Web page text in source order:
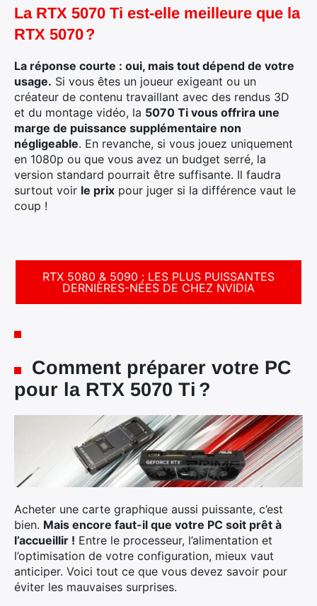
La RTX 5070 Ti est-elle meilleure que la
RTX 5070 ?
La réponse courte : oui, mais tout dépend de votre
usage. Si vous êtes un joueur exigeant ou un
créateur de contenu travaillant avec des rendus 3D
et du montage vidéo, la 5070 Ti vous offrira une
marge de puissance supplémentaire non
négligeable. En revanche, si vous jouez uniquement
en 1080p ou que vous avez un budget serré, la
version standard pourrait être suffisante. Il faudra
surtout voir le prix pour juger si la différence vaut le
coup !
RTX 5080 & 5090 : LES PLUS PUISSANTES
DERNIÈRES-NÉES DE CHEZ NVIDIA
Comment préparer votre PC
pour la RTX 5070 Ti ?
Acheter une carte graphique aussi puissante, c’est
bien. Mais encore faut-il que votre PC soit prêt à
l’accueillir ! Entre le processeur, l’alimentation et
l’optimisation de votre configuration, mieux vaut
anticiper. Voici tout ce que vous devez savoir pour
éviter les mauvaises surprises.